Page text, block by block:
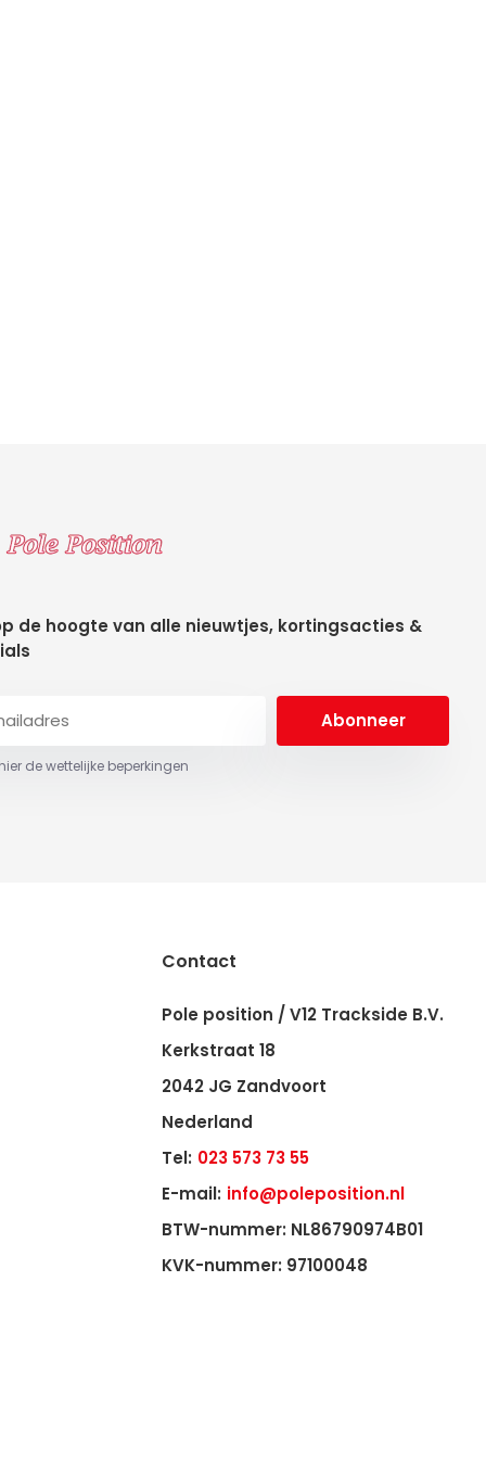
de hoogte van alle nieuwtjes, kortingsacties &
Abonneer
de wettelijke beperkingen
Contact
Pole position / V12 Trackside B.V.
Kerkstraat 18
2042 JG Zandvoort
Nederland
Tel: 023 573 73 55
E-mail: info@poleposition.nl
BTW-nummer: NL86790974B01
KVK-nummer: 97100048